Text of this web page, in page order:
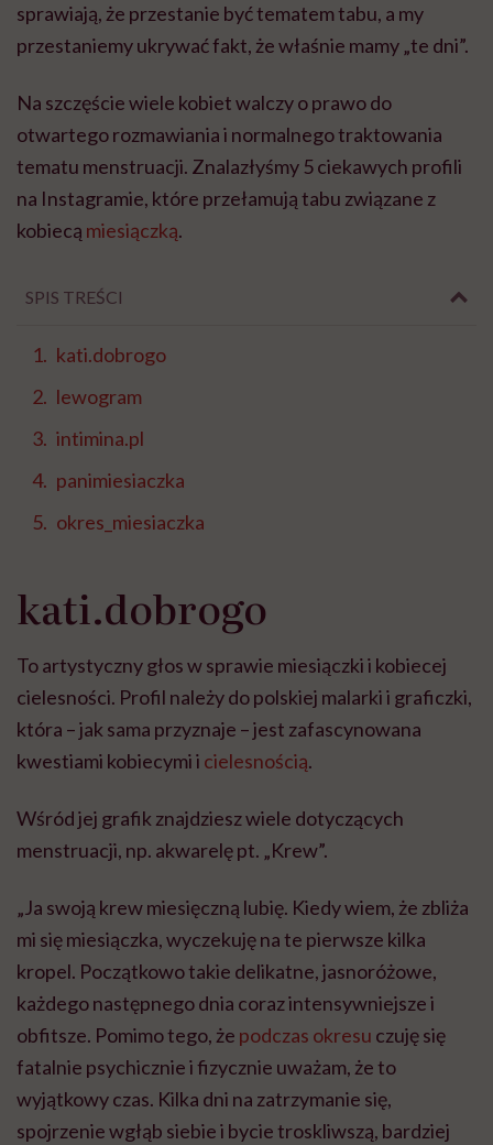
sprawiają, że przestanie być tematem tabu, a my
przestaniemy ukrywać fakt, że właśnie mamy „te dni”.
Na szczęście wiele kobiet walczy o prawo do
otwartego rozmawiania i normalnego traktowania
tematu menstruacji. Znalazłyśmy 5 ciekawych profili
na Instagramie, które przełamują tabu związane z
kobiecą miesiączką.
SPIS TREŚCI
kati.dobrogo
lewogram
intimina.pl
panimiesiaczka
okres_miesiaczka
kati.dobrogo
To artystyczny głos w sprawie miesiączki i kobiecej
cielesności. Profil należy do polskiej malarki i graficzki,
która – jak sama przyznaje – jest zafascynowana
kwestiami kobiecymi i cielesnością.
Wśród jej grafik znajdziesz wiele dotyczących
menstruacji, np. akwarelę pt. „Krew”.
„Ja swoją krew miesięczną lubię. Kiedy wiem, że zbliża
mi się miesiączka, wyczekuję na te pierwsze kilka
kropel. Początkowo takie delikatne, jasnoróżowe,
każdego następnego dnia coraz intensywniejsze i
obfitsze. Pomimo tego, że podczas okresu czuję się
fatalnie psychicznie i fizycznie uważam, że to
wyjątkowy czas. Kilka dni na zatrzymanie się,
spojrzenie wgłąb siebie i bycie troskliwszą, bardziej